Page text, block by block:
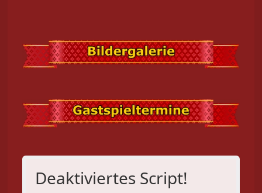
Deaktiviertes Script!